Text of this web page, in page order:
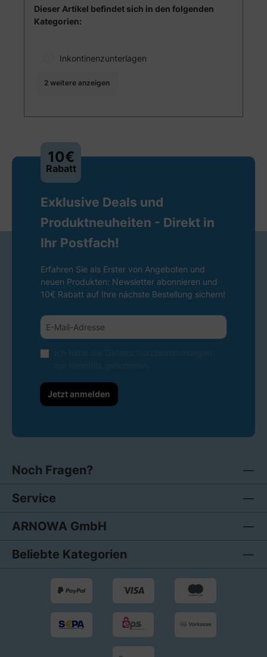
Dieser Artikel befindet sich in den folgenden
Kategorien:
Inkontinenzunterlagen
2 weitere anzeigen
10€
Rabatt
Exklusive Deals und
Produktneuheiten - Direkt in
Ihr Postfach!
Erfahren Sie als Erster von Angeboten und
neuen Produkten: Newsletter abonnieren und
10€ Rabatt auf Ihre nächste Bestellung sichern!
Jetzt anmelden
Noch Fragen?
Service
ARNOWA GmbH
Beliebte Kategorien